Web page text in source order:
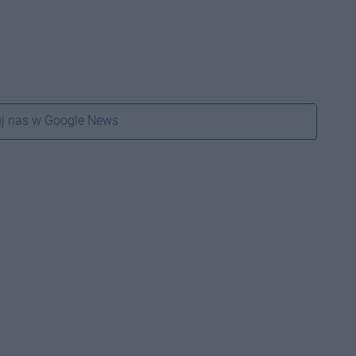
nas w Google News